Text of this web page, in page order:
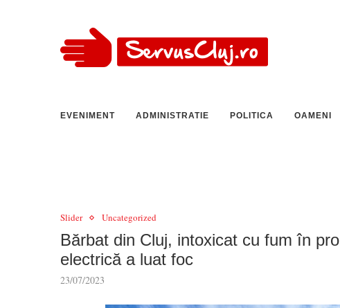
EVENIMENT ADMINISTRATIE POLITICA OAMENI
Slider Uncategorized
Bărbat din Cluj, intoxicat cu fum în
electrică a luat foc
23/07/2023